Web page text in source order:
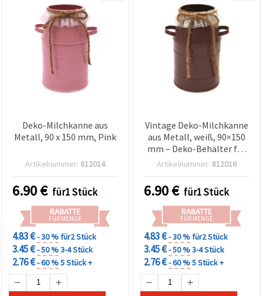
Deko-Milchkanne aus
Metall, 90 x 150 mm, Pink
Artikelnummer: 812014
6.90€ für1 Stück
RABATTE
FÜR MENGE
4.83 €- 30 %für2 Stück
3.45 €- 50 %3-4 Stück
2.76 €- 60 %5 Stück +
Vintage Deko-Milchkanne
aus Metall, weiß, 90×150
mm – Deko-Behälter für
Haus & Garten, geeignet
Hochzeitsarrangements
Artikelnummer: 812016
6.90€ für1 Stück
RABATTE
FÜR MENGE
4.83 €- 30 %für2 Stück
3.45 €- 50 %3-4 Stück
2.76 €- 60 %5 Stück +